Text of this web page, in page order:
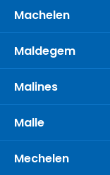
Machelen
Maldegem
Malines
Malle
Mechelen